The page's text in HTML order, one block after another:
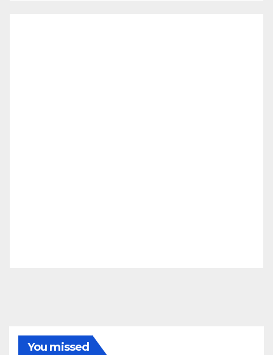
You missed